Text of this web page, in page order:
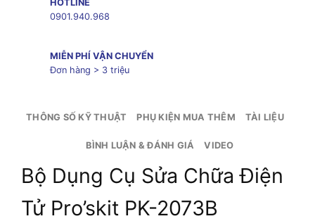
HOTLINE
0901.940.968
MIỄN PHÍ VẬN CHUYỂN
Đơn hàng > 3 triệu
THÔNG SỐ KỸ THUẬT PHỤ KIỆN MUA THÊM TÀI LIỆU
BÌNH LUẬN & ĐÁNH GIÁ VIDEO
Bộ Dụng Cụ Sửa Chữa Điện
Tử Pro’skit PK-2073B